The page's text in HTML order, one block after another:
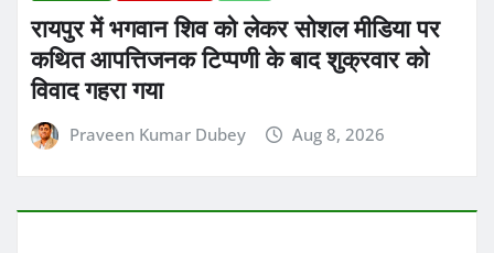
रायपुर में भगवान शिव को लेकर सोशल मीडिया पर
कथित आपत्तिजनक टिप्पणी के बाद शुक्रवार को
विवाद गहरा गया
Praveen Kumar Dubey Aug 8, 2026